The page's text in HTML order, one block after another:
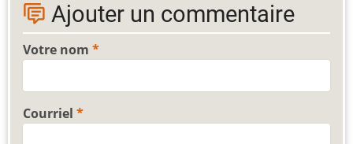
Ajouter un commentaire
Votre nom
Courriel